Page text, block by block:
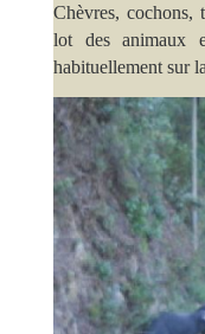
Chèvres, cochons,
lot des animaux
habituellement sur